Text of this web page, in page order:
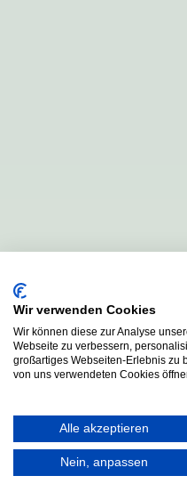
Wir verwenden Cookies
Wir können diese zur Analyse
Webseite zu verbessern,
großartiges Webseiten-Erlebnis zu
von uns verwendeten Cookies
Alle akzeptieren
Nein, anpassen